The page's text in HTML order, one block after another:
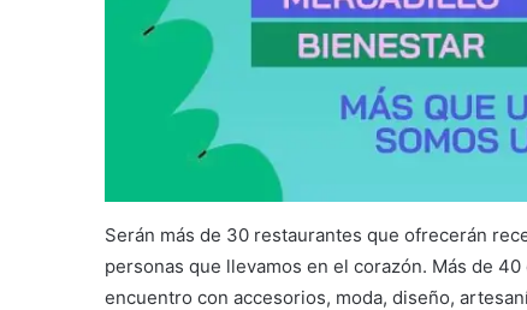
Serán más de 30 restaurantes que ofrecerán
personas que llevamos en el corazón. Más de
encuentro con accesorios, moda, diseño,